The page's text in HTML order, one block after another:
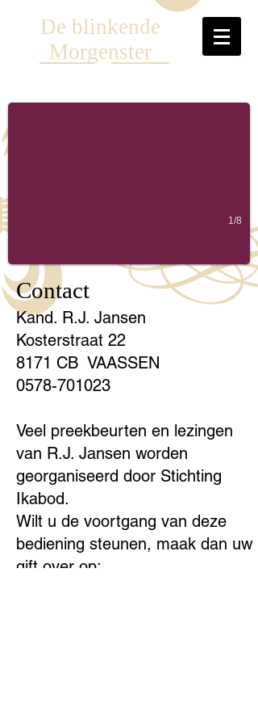
De blinkende
Morgenster
‘Als u in alles verwarring ziet ontstaan…en
1/8
Contact
Kand. R.J. Jansen
Kosterstraat 22
8171 CB VAASSEN
0578-701023
Veel preekbeurten en lezingen
van R.J. Jansen worden
georganiseerd door Stichting
Ikabod.
Wilt u de voortgang van deze
bediening steunen, maak dan uw
gift over op: